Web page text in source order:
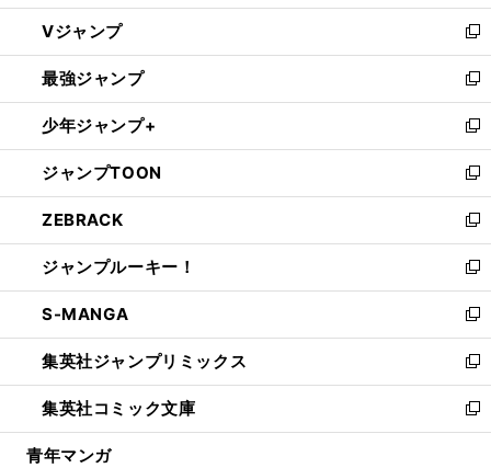
ウ
ィ
ン
ド
ウ
で
開
く
し
い
ウ
ィ
ン
ド
ウ
で
開
く
Vジャンプ
新
し
い
ウ
ィ
ン
ド
ウ
で
開
く
最強ジャンプ
新
し
い
ウ
ィ
ン
ド
ウ
で
開
く
少年ジャンプ+
新
し
い
ウ
ィ
ン
ド
ウ
で
開
く
ジャンプTOON
新
し
い
ウ
ィ
ン
ド
ウ
で
開
く
ZEBRACK
新
し
い
ウ
ィ
ン
ド
ウ
で
開
ジャンプルーキー！
新
し
い
ウ
ィ
ン
ド
ウ
S-MANGA
新
し
い
ウ
ィ
ン
集英社ジャンプリミックス
新
し
い
ウ
集英社コミック文庫
新
し
青年マンガ